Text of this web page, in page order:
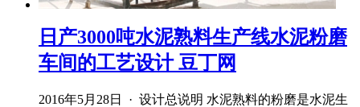
日产3000吨水泥熟料生产线水泥粉磨
车间的工艺设计 豆丁网
2016年5月28日 · 设计总说明 水泥熟料的粉磨是水泥生